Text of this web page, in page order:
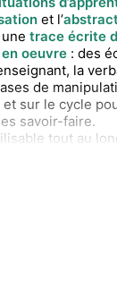
et l’
trace écrite
oeuvre : des
la
de
sur le cycle
savoir-faire.
tout au